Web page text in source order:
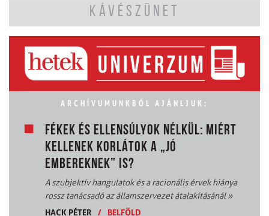
KÁVÉSZÜNET
ARCHÍVUMUNKBÓL AJÁNLJUK:
FÉKEK ÉS ELLENSÚLYOK NÉLKÜL: MIÉRT
KELLENEK KORLÁTOK A „JÓ
EMBEREKNEK” IS?
A szubjektív hangulatok és a racionális érvek hiánya
rossz tanácsadó az államszervezet átalakításánál»
HACK PÉTER
/ BELFÖLD